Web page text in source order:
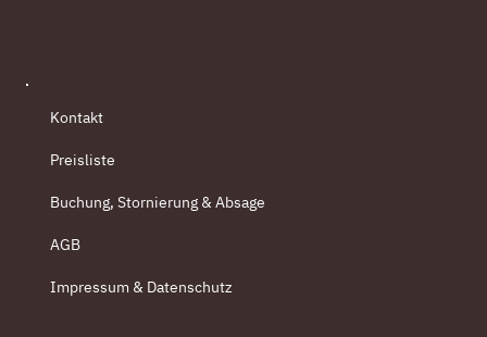
Kontakt
Preisliste
Buchung, Stornierung & Absage
AGB
Impressum & Datenschutz